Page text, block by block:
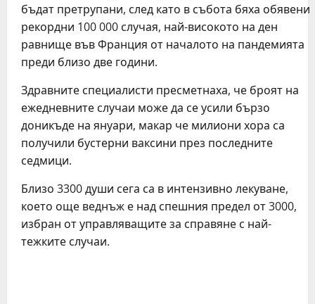
бъдат претрупани, след като в събота бяха обявени
рекордни 100 000 случая, най-високото на ден
равнище във Франция от началото на пандемията
преди близо две години.
Здравните специалисти пресметнаха, че броят на
ежедневните случаи може да се усили бързо
доникъде на януари, макар че милиони хора са
получили бустерни ваксини през последните
седмици.
Близо 3300 души сега са в интензивно лекуване,
което още веднъж е над спешния предел от 3000,
избран от управляващите за справяне с най-
тежките случаи.